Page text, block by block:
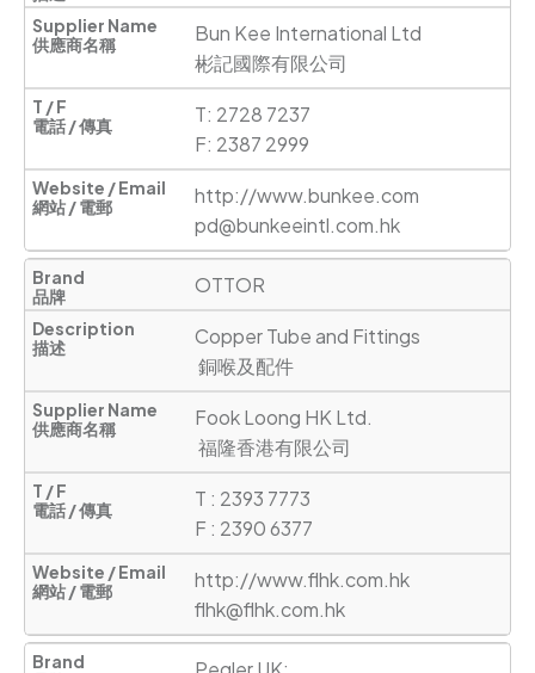
Bun Kee International Ltd
彬記國際有限公司
T: 2728 7237
F: 2387 2999
http://www.bunkee.com
pd@bunkeeintl.com.hk
OTTOR
Copper Tube and Fittings
銅喉及配件
Fook Loong HK Ltd.
福隆香港有限公司
T : 2393 7773
F : 2390 6377
http://www.flhk.com.hk
flhk@flhk.com.hk